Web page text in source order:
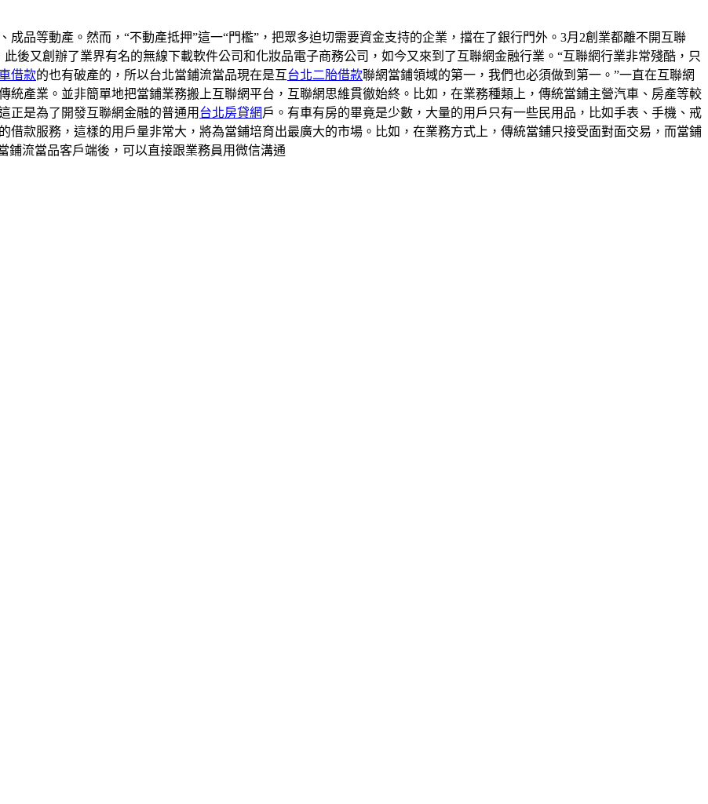
品等動產。然而，“不動產抵押”這一“門檻”，把眾多迫切需要資金支持的企業，擋在了銀行門外。3月2創業都離不開互聯
後又創辦了業界有名的無線下載軟件公司和化妝品電子商務公司，如今又來到了互聯網金融行業。“互聯網行業非常殘酷，只
借款的也有破產的，所以台北當鋪流當品現在是互台北二胎借款聯網當鋪領域的第一，我們也必須做到第一。”一直在互聯網
統產業。並非簡單地把當鋪業務搬上互聯網平台，互聯網思維貫徹始終。比如，在業務種類上，傳統當鋪主營汽車、房產等較
正是為了開發互聯網金融的普通用 台北房貸網 戶。有車有房的畢竟是少數，大量的用戶只有一些民用品，比如手表、手機、戒
借款服務，這樣的用戶量非常大，將為當鋪培育出最廣大的市場。比如，在業務方式上，傳統當鋪只接受面對面交易，而當鋪
鋪流當品客戶端後，可以直接跟業務員用微信溝通